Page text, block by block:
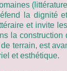
la dignité
et invite
la
terrain, est
et esthétique.